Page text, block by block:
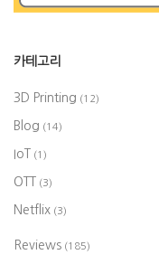
카테고리
3D Printing (12)
Blog (14)
IoT (1)
OTT (3)
Netflix (3)
Reviews (185)